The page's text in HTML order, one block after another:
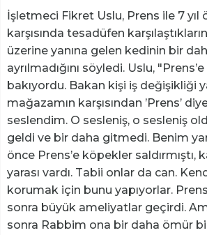
İşletmeci Fikret Uslu, Prens ile 7 yıl
karşısında tesadüfen
üzerine yanına gelen kedinin bir
ayrılmadığını söyledi. Uslu,
bakıyordu. Bakan kişi iş değişikliği
mağazamın karşısından ’Prens’
seslendim. O sesleniş, o sesleniş
geldi ve bir daha gitmedi. Benim
önce Prens’e köpekler saldırmıştı,
yarası vardı. Tabii onlar da can.
korumak için bunu yapıyorlar.
sonra büyük ameliyatlar geçirdi.
sonra Rabbim ona bir daha ömür